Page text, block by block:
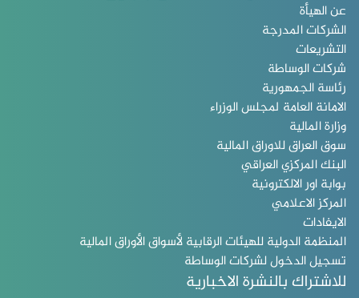
عن الهيأة
الشركات المدرجة
التشريعات
شركات الوساطة
رئاسة الجمهورية
الامانة العامة لمجلس الوزراء
وزارة المالية
سوق العراق للاوراق المالية
البنك المركزي العراقي
بوابة اور الالكترونية
المركز الاعلامي
الايفادات
المنظمة الدولية للهيئات الرقابية لأسواق الأوراق المالية
تسجيل الدخول لشركات الوساطة
للاشتراك بالنشرة الاخبارية